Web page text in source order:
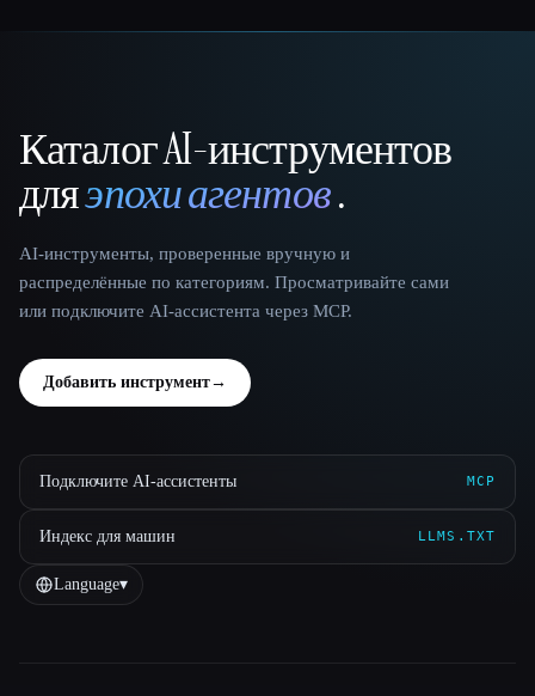
That AI Collection
Каталог AI-инструментов
дляэпохи агентов.
AI-инструменты, проверенные вручную и
распределённые по категориям. Просматривайте сами
или подключите AI-ассистента через MCP.
Добавить инструмент→
Подключите AI-ассистенты MCP
Индекс для машин LLMS.TXT
Language▾